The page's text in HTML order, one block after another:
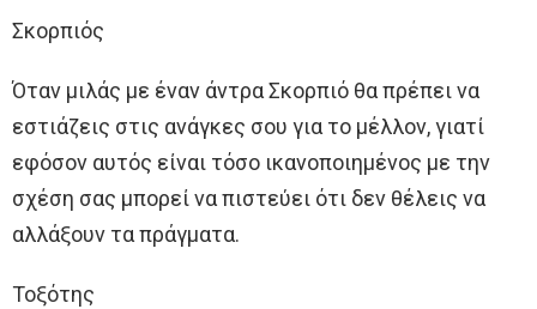
Σκορπιός
Όταν μιλάς με έναν άντρα Σκορπιό θα πρέπει να
εστιάζεις στις ανάγκες σου για το μέλλον, γιατί
εφόσον αυτός είναι τόσο ικανοποιημένος με την
σχέση σας μπορεί να πιστεύει ότι δεν θέλεις να
αλλάξουν τα πράγματα.
Τοξότης